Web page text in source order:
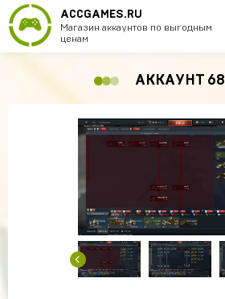
ACCGAMES.RU
Магазин аккаунтов по выгодным
ценам
АККАУНТ 68